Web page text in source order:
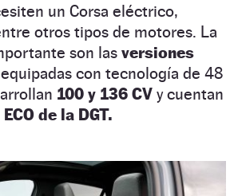
un Corsa eléctrico,
otros tipos de motores. La
son las versiones
equipadas con tecnología de 48
100 y 136 CV y cuentan
de la DGT.